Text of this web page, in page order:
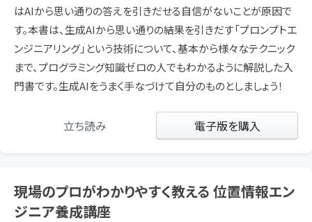
はAIから思い通りの答えを引きだせる自信がないことが原因で
す。本書は、生成AIから思い通りの結果を引きだす「プロンプトエ
ンジニアリング」という技術について、基本から様々なテクニック
まで、プログラミング知識ゼロの人でもわかるように解説した入
門書です。生成AIをうまく手なづけて自分のものとしましょう！
立ち読み 電子版を購入
現場のプロがわかりやすく教える 位置情報エン
ジニア養成講座